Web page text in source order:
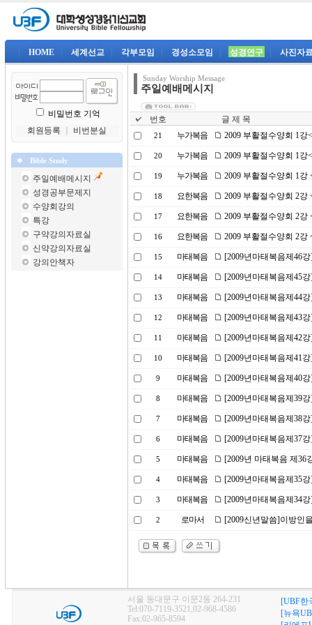
HOME 세계선교 각부모임 경성소모임 성경연구 사진자
비밀번호 기억
회원등록
비번분실
Bible Study
주일예배메시지
성경공부문제지
수양회강의
특강
구약강의자료실
신약강의자료실
강의안책자
Sunday Worship Message
주일예배메시지
번호 글 제 목
21 누가복음 2009 부활절수양회 1
20 누가복음 2009 부활절수양회 1
19 누가복음 2009 부활절수양회 1
18 요한복음 2009 부활절수양회 2
17 요한복음 2009 부활절수양회 2
16 요한복음 2009 부활절수양회 2
15 마태복음 [2009년마태복음제46
14 마태복음 [2009년마태복음제45
13 마태복음 [2009년마태복음제44
12 마태복음 [2009년마태복음제43
11 마태복음 [2009년마태복음제42
10 마태복음 [2009년마태복음제41
9 마태복음 [2009년마태복음제40
8 마태복음 [2009년마태복음제39
7 마태복음 [2009년마태복음제38
6 마태복음 [2009년마태복음제37
5 마태복음 [2009년 마태복음 제36
4 마태복음 [2009년마태복음제35
3 마태복음 [2009년마태복음제34
2 로마서 [2009신년말씀]이방인
서울 동대문구 이문2동 264-231
Tel:070-7119-3521,02-968-4586
Fax:02-965-8594
[UBF한
[뉴욕